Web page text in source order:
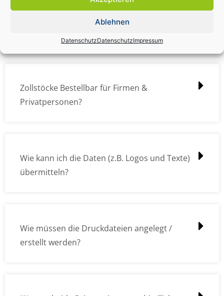
Ablehnen
DatenschutzDatenschutzImpressum
Zollstock Druckdatencheck / Profidatencheck
Zollstöcke Bestellbar für Firmen &
Privatpersonen?
Wie kann ich die Daten (z.B. Logos und Texte)
übermitteln?
Wie müssen die Druckdateien angelegt /
erstellt werden?